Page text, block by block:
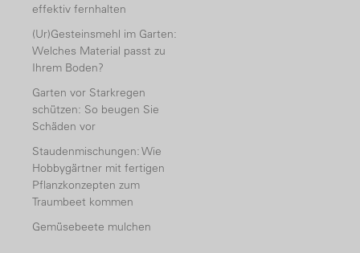
effektiv fernhalten
(Ur)Gesteinsmehl im Garten:
Welches Material passt zu
Ihrem Boden?
Garten vor Starkregen
schützen: So beugen Sie
Schäden vor
Staudenmischungen: Wie
Hobbygärtner mit fertigen
Pflanzkonzepten zum
Traumbeet kommen
Gemüsebeete mulchen